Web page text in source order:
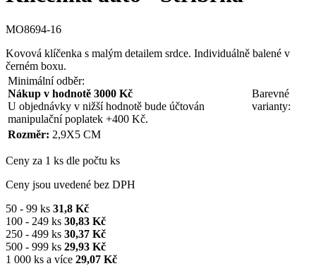
MO8694-16
Kovová klíčenka s malým detailem srdce. Individuálně balené v
černém boxu.
Minimální odběr:
Nákup v hodnotě 3000 Kč
U objednávky v nižší hodnotě bude účtován
manipulační poplatek +400 Kč.
Barevné
varianty:
Rozměr: 2,9X5 CM
Ceny za 1 ks dle počtu ks
Ceny jsou uvedené bez DPH
50 - 99 ks 31,8 Kč
100 - 249 ks 30,83 Kč
250 - 499 ks 30,37 Kč
500 - 999 ks 29,93 Kč
1 000 ks a více 29,07 Kč